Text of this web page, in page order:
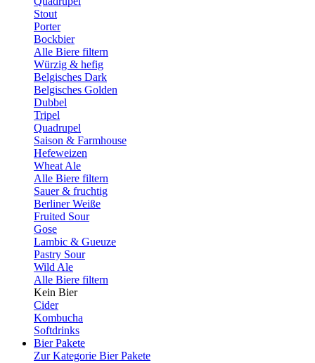
Stout
Porter
Bockbier
Alle Biere filtern
Würzig & hefig
Belgisches Dark
Belgisches Golden
Dubbel
Tripel
Quadrupel
Saison & Farmhouse
Hefeweizen
Wheat Ale
Alle Biere filtern
Sauer & fruchtig
Berliner Weiße
Fruited Sour
Gose
Lambic & Gueuze
Pastry Sour
Wild Ale
Alle Biere filtern
Kein Bier
Cider
Kombucha
Softdrinks
Bier Pakete
Zur Kategorie Bier Pakete